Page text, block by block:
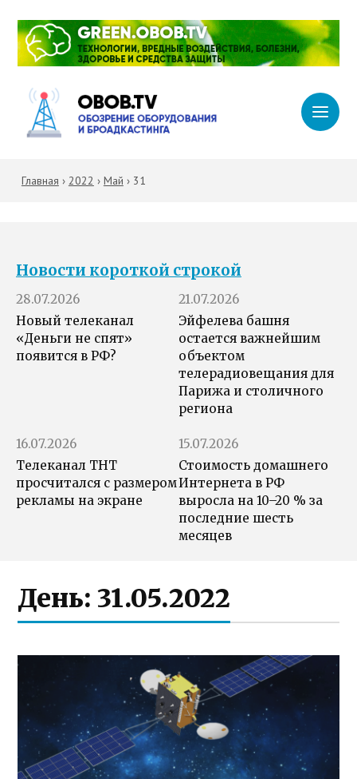
Главная › 2022 › Май › 31
Новости короткой строкой
28.07.2026
Новый телеканал
«Деньги не спят»
появится в РФ?
21.07.2026
Эйфелева башня
остается важнейшим
объектом
телерадиовещания для
Парижа и столичного
региона
16.07.2026
Телеканал ТНТ
просчитался с размером
рекламы на экране
15.07.2026
Стоимость домашнего
Интернета в РФ
выросла на 10–20 % за
последние шесть
месяцев
День:31.05.2022